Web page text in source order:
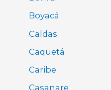
Boyacá
Caldas
Caquetá
Caribe
Casanare